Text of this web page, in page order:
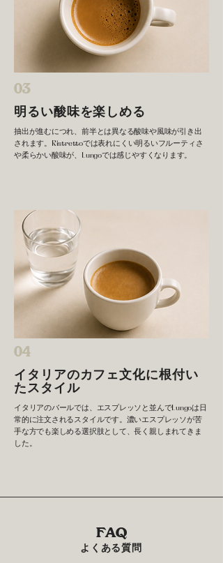
03
明るい酸味を楽しめる
抽出が進むにつれ、前半とは異なる酸味や風味が引き出
されます。Ristrettoでは表れにくい明るいフルーティさ
や柔らかい酸味が、Lungoでは感じやすくなります。
04
イタリアのカフェ文化に根付い
たスタイル
イタリアのバールでは、エスプレッソと並んでLungoは日
常的に注文されるスタイルです。濃いエスプレッソが苦
手な方でも楽しめる選択肢として、長く親しまれてきま
した。
FAQ
よくある質問